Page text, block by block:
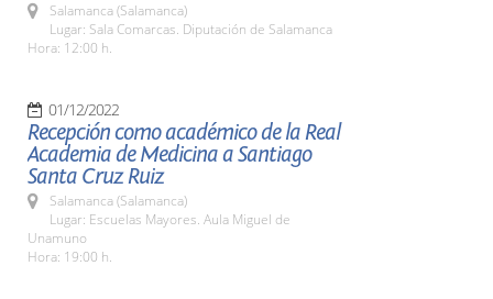
Salamanca (Salamanca)
Lugar: Sala Comarcas. Diputación de Salamanca
Hora: 12:00 h.
01/12/2022
Recepción como académico de la Real
Academia de Medicina a Santiago
Santa Cruz Ruiz
Salamanca (Salamanca)
Lugar: Escuelas Mayores. Aula Miguel de
Unamuno
Hora: 19:00 h.